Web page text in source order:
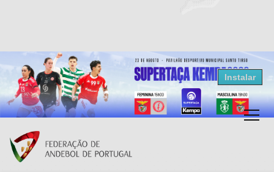
Resultados Andebol
Federação de Andebol de Portugal
Grátis - Disponivel na Play Store
Instalar